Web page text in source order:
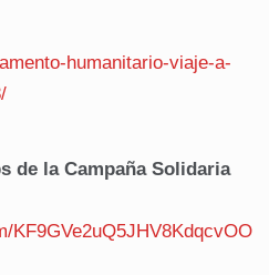
humanitario-viaje-a-
de la Campaña Solidaria
KF9GVe2uQ5JHV8KdqcvOO